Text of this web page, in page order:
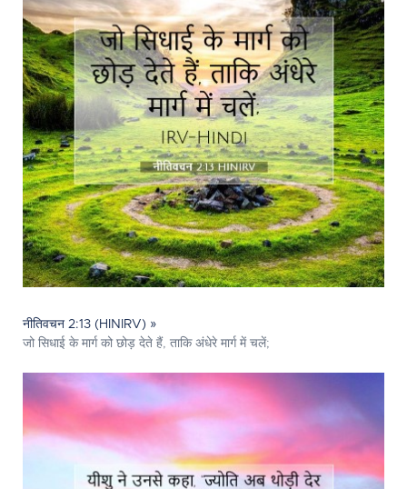
नीतिवचन 2:13 (HINIRV) »
जो सिधाई के मार्ग को छोड़ देते हैं, ताकि अंधेरे मार्ग में चलें;